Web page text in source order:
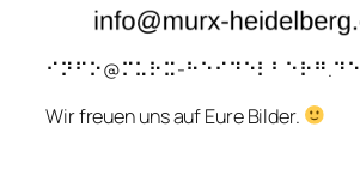
⠊⠝⠋⠕@⠍⠥⠗⠭-⠓⠑⠊⠙⠑⠇⠃⠑⠗⠛.⠙⠑
Wir freuen uns auf Eure Bilder.